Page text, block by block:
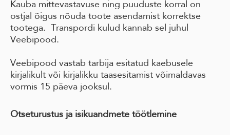
Kauba mittevastavuse ning puuduste korral on
ostjal õigus nõuda toote asendamist korrektse
tootega. Transpordi kulud kannab sel juhul
Veebipood.
Veebipood vastab tarbija esitatud kaebusele
kirjalikult või kirjalikku taasesitamist võimaldavas
vormis 15 päeva jooksul.
Otseturustus ja isikuandmete töötlemine